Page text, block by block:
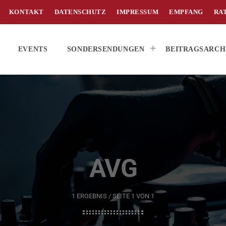
KONTAKT DATENSCHUTZ IMPRESSUM EMPFANG
EVENTS SONDERSENDUNGEN
AVG
1 ERGEBNIS / SEITE 1 VON 1